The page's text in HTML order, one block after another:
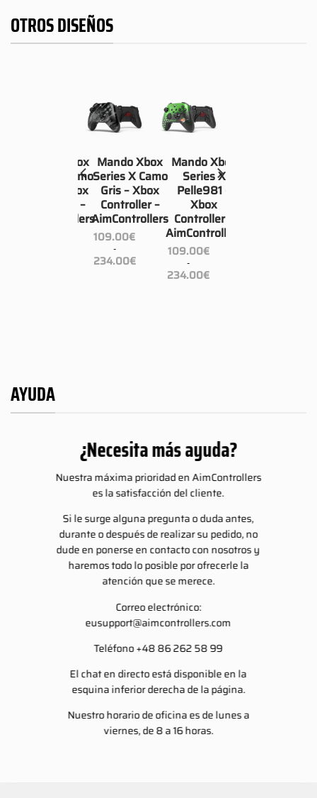
OTROS DISEÑOS
Mando Xbox
Series X Camo
Gris – Xbox
Controller –
AimControllers
109.00€
-
234.00€Rango
de
Mando Xbox
Series X
Pelle981 –
Xbox
Controller –
AimControllers
109.00€
-
234.00€Rango
de
Mando Xbox
Series X Camo
Rosa – Xbox
Controller –
AimControllers
AYUDA
¿Necesita más ayuda?
Nuestra máxima prioridad en AimControllers
es la satisfacción del cliente.
Si le surge alguna pregunta o duda antes,
durante o después de realizar su pedido, no
dude en ponerse en contacto con nosotros y
haremos todo lo posible por ofrecerle la
atención que se merece.
Correo electrónico:
eusupport@aimcontrollers.com
Teléfono +48 86 262 58 99
El chat en directo está disponible en la
esquina inferior derecha de la página.
Nuestro horario de oficina es de lunes a
viernes, de 8 a 16 horas.